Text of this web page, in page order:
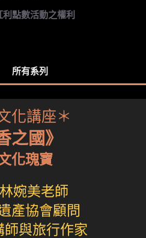
點數活動之權利
所有系列
化講座＊
之國》
化瑰寶
婉美老師
產協會顧問
師與旅行作家